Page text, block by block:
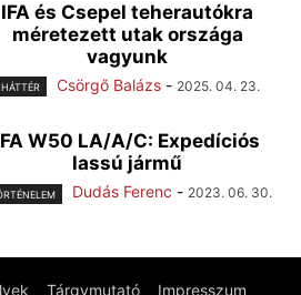
IFA és Csepel teherautókra
méretezett utak országa
vagyunk
HÁTTÉR Csörgő Balázs - 2025. 04. 23.
W50 LA/A/C: Expedíciós
lassú jármű
Dudás Ferenc - 2023. 06. 30.
Tárgymutató Impresszum